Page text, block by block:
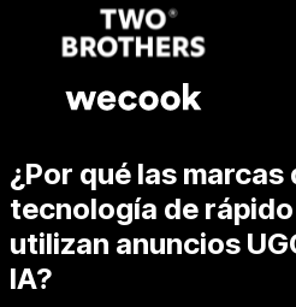
¿Por qué las
tecnología de
utilizan anuncios
IA?